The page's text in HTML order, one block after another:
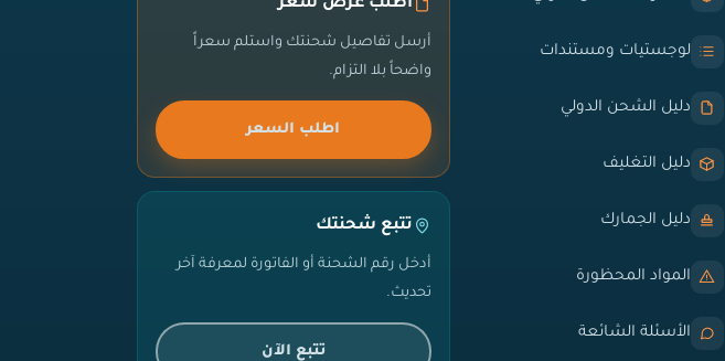
لوجستيات ومستندات
دليل الشحن الدولي
دليل التغليف
دليل الجمارك
المواد المحظورة
الأسئلة الشائعة
اطلب عرض سعر
أرسل تفاصيل شحنتك واستلم سعراً
واضحاً بلا التزام.
اطلب السعر
تتبع شحنتك
أدخل رقم الشحنة أو الفاتورة لمعرفة آخر
تحديث.
تتبع الآن